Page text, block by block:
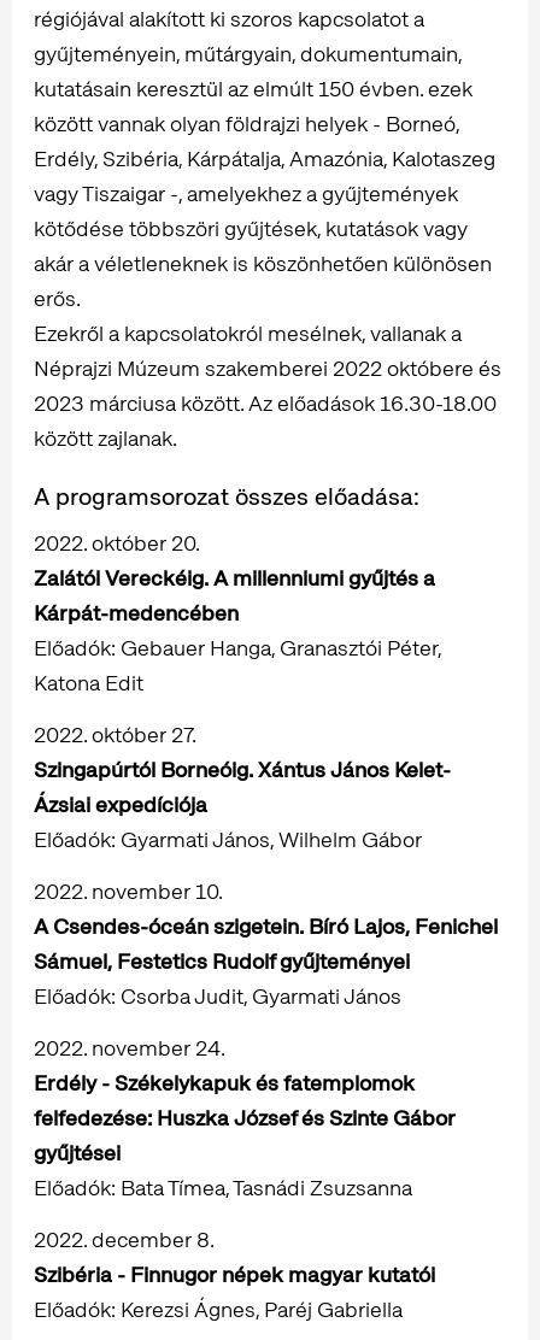
régiójával alakított ki szoros kapcsolatot a
gyűjteményein, műtárgyain, dokumentumain,
kutatásain keresztül az elmúlt 150 évben. ezek
között vannak olyan földrajzi helyek - Borneó,
Erdély, Szibéria, Kárpátalja, Amazónia, Kalotaszeg
vagy Tiszaigar -, amelyekhez a gyűjtemények
kötődése többszöri gyűjtések, kutatások vagy
akár a véletleneknek is köszönhetően különösen
erős.
Ezekről a kapcsolatokról mesélnek, vallanak a
Néprajzi Múzeum szakemberei 2022 októbere és
2023 márciusa között. Az előadások 16.30-18.00
között zajlanak.
A programsorozat összes előadása:
2022. október 20.
Zalától Vereckéig. A millenniumi gyűjtés a
Kárpát-medencében
Előadók: Gebauer Hanga, Granasztói Péter,
Katona Edit
2022. október 27.
Szingapúrtól Borneóig. Xántus János Kelet-
Ázsiai expedíciója
Előadók: Gyarmati János, Wilhelm Gábor
2022. november 10.
A Csendes-óceán szigetein. Bíró Lajos, Fenichel
Sámuel, Festetics Rudolf gyűjteményei
Előadók: Csorba Judit, Gyarmati János
2022. november 24.
Erdély - Székelykapuk és fatemplomok
felfedezése: Huszka József és Szinte Gábor
gyűjtései
Előadók: Bata Tímea, Tasnádi Zsuzsanna
2022. december 8.
Szibéria - Finnugor népek magyar kutatói
Előadók: Kerezsi Ágnes, Paréj Gabriella